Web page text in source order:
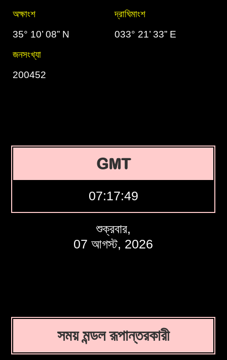
অক্ষাংশ
দ্রাঘিমাংশ
35° 10’ 08” N
033° 21’ 33” E
জনসংখ্যা
200452
GMT
07:17:50
শুক্রবার,
07 আগস্ট, 2026
সময় মন্ডল রূপান্তরকারী